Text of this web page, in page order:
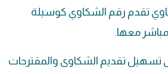
تقدم رقم الشكاوي كوسيلة
معها.
تسهيل تقديم الشكاوى والمقترحات